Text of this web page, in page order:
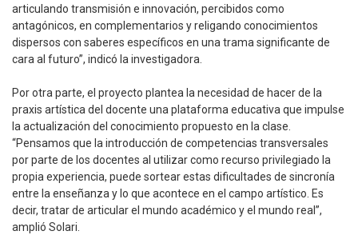
articulando transmisión e innovación, percibidos como
antagónicos, en complementarios y religando conocimientos
dispersos con saberes específicos en una trama significante de
cara al futuro”, indicó la investigadora.
Por otra parte, el proyecto plantea la necesidad de hacer de la
praxis artística del docente una plataforma educativa que impulse
la actualización del conocimiento propuesto en la clase.
“Pensamos que la introducción de competencias transversales
por parte de los docentes al utilizar como recurso privilegiado la
propia experiencia, puede sortear estas dificultades de sincronía
entre la enseñanza y lo que acontece en el campo artístico. Es
decir, tratar de articular el mundo académico y el mundo real”,
amplió Solari.